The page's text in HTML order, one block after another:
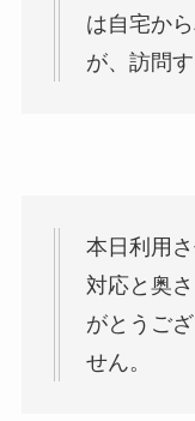
は自宅か
が、訪問
本日利用
対応と奥
がとうご
せん。